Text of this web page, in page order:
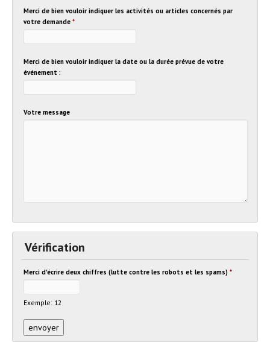
Merci de bien vouloir indiquer les activités ou articles concernés par
votre demande *
Merci de bien vouloir indiquer la date ou la durée prévue de votre
événement :
Votre message
Vérification
Merci d'écrire deux chiffres (lutte contre les robots et les spams) *
Exemple: 12